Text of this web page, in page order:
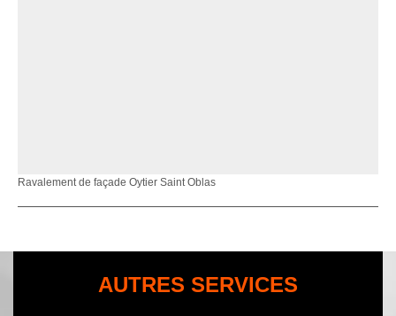
Ravalement de façade Oytier Saint Oblas
AUTRES SERVICES